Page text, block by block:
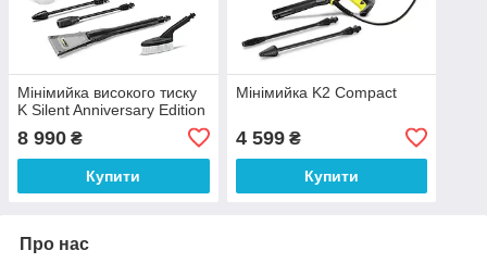
Мінімийка високого тиску
K Silent Anniversary Edition
8 990 ₴
Купити
Мінімийка K2 Compact
4 599₴
Купити
Про нас